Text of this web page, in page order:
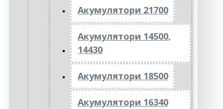
Акумулятори 21700
Акумулятори 14500,
14430
Акумулятори 18500
Акумулятори 16340